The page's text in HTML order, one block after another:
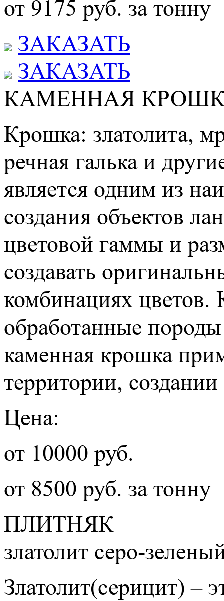
от 9175 руб. за тонну
ЗАКАЗАТЬ
ЗАКАЗАТЬ
КАМЕННАЯ
Крошка: златолита,
речная галька и
является одним из
создания объектов
цветовой гаммы и
создавать
комбинациях цветов.
обработанные
каменная крошка
территории,
Цена:
от 10000 руб.
от 8500 руб. за тонну
ПЛИТНЯК
златолит серо-
Златолит(серицит) –